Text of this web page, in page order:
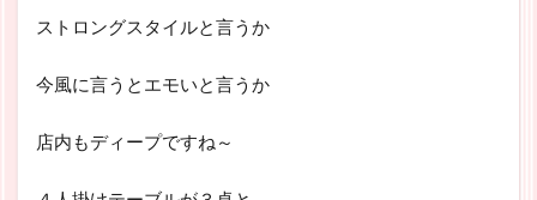
ストロングスタイルと言うか
今風に言うとエモいと言うか
店内もディープですね～